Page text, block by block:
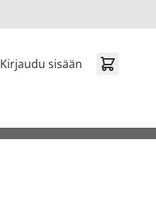
Kirjaudu sisään